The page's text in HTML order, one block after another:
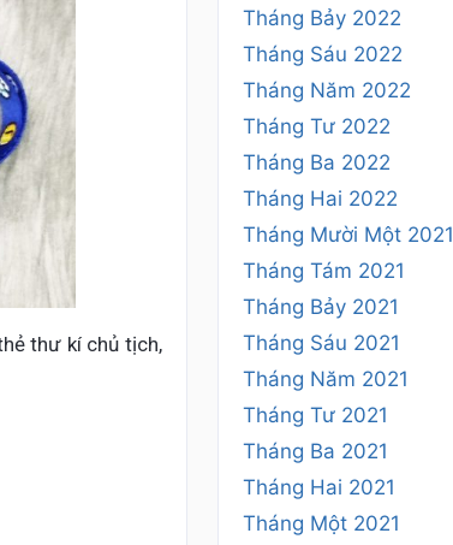
thư kí chủ tịch,
Tháng Bảy 2022
Tháng Sáu 2022
Tháng Năm 2022
Tháng Tư 2022
Tháng Ba 2022
Tháng Hai 2022
Tháng Mười Một 2021
Tháng Tám 2021
Tháng Bảy 2021
Tháng Sáu 2021
Tháng Năm 2021
Tháng Tư 2021
Tháng Ba 2021
Tháng Hai 2021
Tháng Một 2021